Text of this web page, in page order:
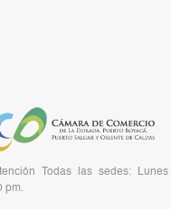
Todas las sedes:
pm.